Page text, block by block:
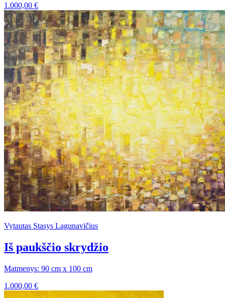
1.000,00 €
Vytautas Stasys Lagunavičius
Iš paukščio skrydžio
Matmenys: 90 cm x 100 cm
1.000,00 €